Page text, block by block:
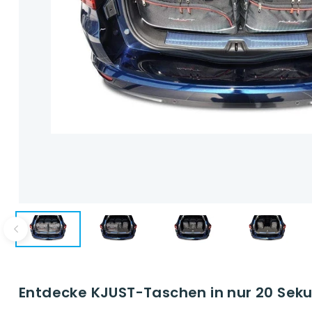
Entdecke KJUST-Taschen in nur 20